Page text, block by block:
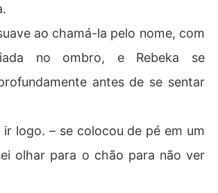
ao chamá-la pelo nome, com
no ombro, e Rebeka se
antes de se sentar
ir logo. – se colocou de pé em um
olhar para o chão para não ver